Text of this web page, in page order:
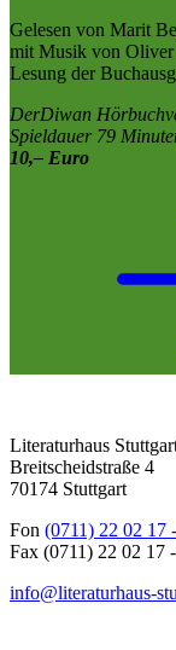
Gelesen von Marit
mit Musik von
Lesung der
DerDiwan
Spieldauer 79
10,– Euro
Literaturhaus
Breitscheidstraße 4
70174 Stuttgart
Fon (0711) 22 02 17
Fax (0711) 22 02 17
info@literaturhaus-